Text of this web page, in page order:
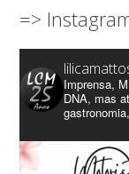
=>
Imprensa,
DNA, mas